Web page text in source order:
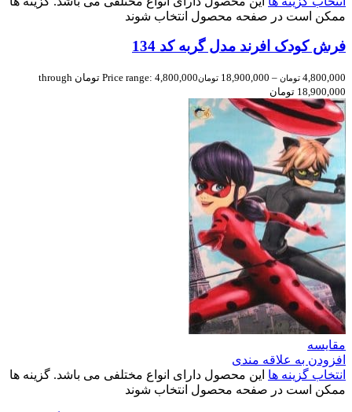
ممکن است در صفحه محصول انتخاب شوند
فرش کودک افرند مدل گربه کد 134
4,800,000 تومان –
18,900,000 تومان
Price range: 4,800,000 تومان through
18,900,000 تومان
مقایسه
افزودن به علاقه مندی
انتخاب گزینه ها این محصول دارای انواع مختلفی می باشد. گزینه ها
ممکن است در صفحه محصول انتخاب شوند